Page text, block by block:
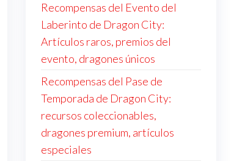
Recompensas del Evento del
Laberinto de Dragon City:
Artículos raros, premios del
evento, dragones únicos
Recompensas del Pase de
Temporada de Dragon City:
recursos coleccionables,
dragones premium, artículos
especiales